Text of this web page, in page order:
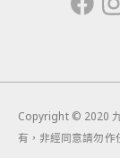
Copyright © 2020
有，非經同意請勿作